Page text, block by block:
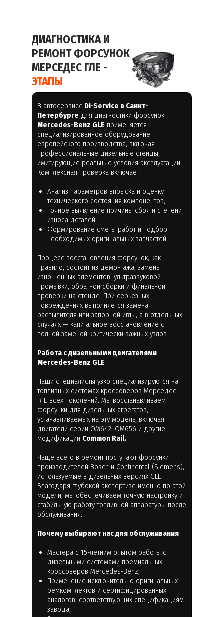
В автосервисе Di-Service в Санкт-
Петербурге для диагностики форсунок
Mercedes-Benz GLE применяется
специализированное оборудование
европейского производства, включая
профессиональные дизельные стенды,
имитирующие реальные условия эксплуатации.
Комплексная проверка включает:
Анализ параметров впрыска и оценку
технического состояния компонентов;
Точное выявление причины сбоя и степени
износа деталей;
Формирование сметы работ и подбор
необходимых оригинальных запчастей.
Процесс восстановления форсунок, как
правило, состоит из демонтажа, замены
изношенных элементов, ультразвуковой
промывки, обратной сборки и финальной
проверки на стенде. При серьёзных
повреждениях выполняется замена
распылителя или запорной иглы, а в отдельных
случаях — капитальное восстановление с
полной заменой критически важных узлов.
Работа с дизельными двигателями
Mercedes-Benz GLE
Наши специалисты узко специализируются на
топливных системах кроссоверов Мерседес
ГЛЕ всех поколений. Мы восстанавливаем
форсунки для дизельных агрегатов,
устанавливаемых на эту модель, включая
двигатели серии OM642, OM656 и другие
модификации Common Rail.
Чаще всего в ремонт поступают форсунки
производителей Bosch и Continental (Siemens),
используемые в дизельных версиях GLE.
Благодаря глубокой экспертизе именно по этой
модели, мы обеспечиваем точную настройку и
стабильную работу топливной аппаратуры после
обслуживания.
Почему выбирают нас для обслуживания
Мастера с 15-летним опытом работы с
дизельными системами премиальных
кроссоверов Mercedes-Benz;
Применение исключительно оригинальных
ремкомплектов и сертифицированных
аналогов, соответствующих спецификациям
завода;
ДИАГНОСТИКА И
РЕМОНТ ФОРСУНОК
МЕРСЕДЕС ГЛЕ -
ЭТАПЫ